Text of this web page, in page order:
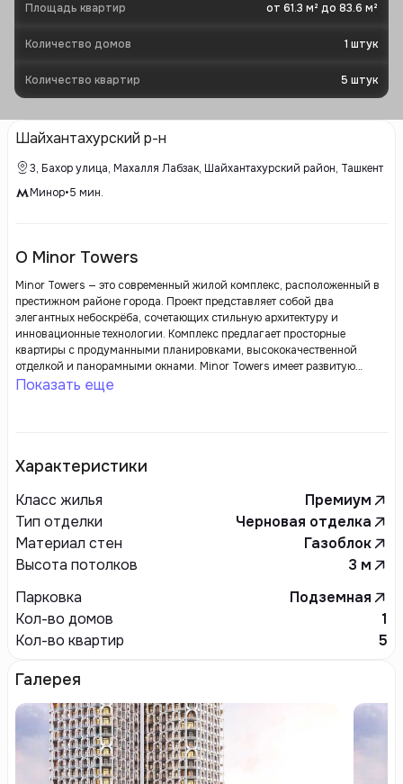
Площадь квартир от 61.3 м² до 83.6 м²
Количество домов 1 штук
Количество квартир 5 штук
Шайхантахурский р-н
3, Бахор улица, Махалля Лабзак, Шайхантахурский район, Ташкент
Минор•5 мин.
О Minor Towers
Minor Towers — это современный жилой комплекс, расположенный в
престижном районе города. Проект представляет собой два
элегантных небоскрёба, сочетающих стильную архитектуру и
инновационные технологии. Комплекс предлагает просторные
квартиры с продуманными планировками, высококачественной
отделкой и панорамными окнами. Minor Towers имеет развитую
внутреннюю инфраструктуру, включая фитнес-центр, зоны отдыха,
Показать еще
Характеристики
Класс жилья
Премиум
Тип отделки
Черновая отделка
Материал стен
Газоблок
Высота потолков
3 м
Парковка
Подземная
Кол-во домов
1
Кол-во квартир
5
Галерея